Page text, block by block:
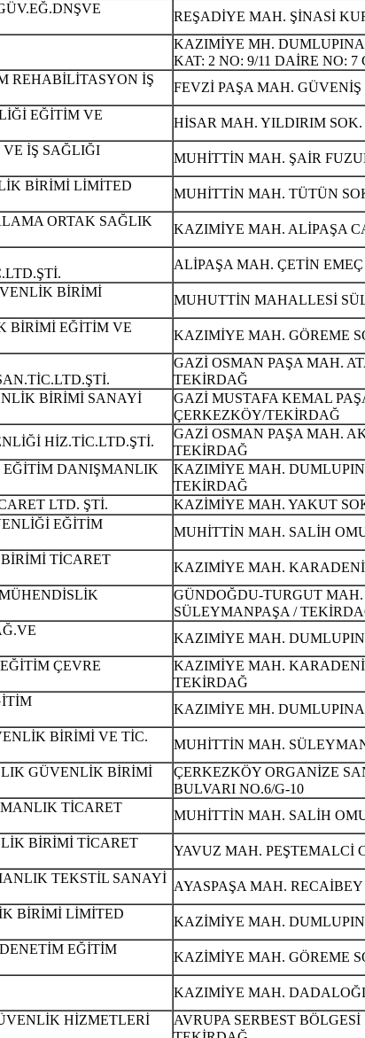
REŞADİYE MAH. ŞİNASİ
KAZIMİYE MH.
KAT: 2 NO: 9/11 DAİRE NO:
REHABİLİTASYON İŞ
FEVZİ PAŞA MAH. GÜVENİŞ
EĞİTİM VE
HİSAR MAH. YILDIRIM SOK.
İŞ SAĞLIĞI
MUHİTTİN MAH. ŞAİR
BİRİMİ LİMİTED
MUHİTTİN MAH. TÜTÜN
ORTAK SAĞLIK
KAZIMİYE MAH. ALİPAŞA
ALİPAŞA MAH. ÇETİN
BİRİMİ
MUHUTTİN MAHALLESİ
BİRİMİ EĞİTİM VE
KAZIMİYE MAH. GÖREME
GAZİ OSMAN PAŞA MAH.
TEKİRDAĞ
BİRİMİ SANAYİ
GAZİ MUSTAFA KEMAL
ÇERKEZKÖY/TEKİRDAĞ
HİZ.TİC.LTD.ŞTİ.
GAZİ OSMAN PAŞA MAH.
TEKİRDAĞ
DANIŞMANLIK
KAZIMİYE MAH.
TEKİRDAĞ
LTD. ŞTİ. KAZİMİYE MAH. YAKUT
EĞİTİM
MUHİTTİN MAH. SALİH
TİCARET
KAZIMİYE MAH.
GÜNDOĞDU-TURGUT
SÜLEYMANPAŞA /
KAZIMİYE MAH.
ÇEVRE
KAZIMİYE MAH.
TEKİRDAĞ
KAZIMİYE MH.
BİRİMİ VE TİC.
MUHİTTİN MAH.
GÜVENLİK BİRİMİ
ÇERKEZKÖY ORGANİZE
BULVARI NO.6/G-10
TİCARET
MUHİTTİN MAH. SALİH
BİRİMİ TİCARET
YAVUZ MAH. PEŞTEMALCİ
TEKSTİL SANAYİ
AYASPAŞA MAH. RECAİBEY
BİRİMİ LİMİTED
KAZİMİYE MAH.
EĞİTİM
KAZİMİYE MAH. GÖREME
KAZIMİYE MAH.
HİZMETLERİ
AVRUPA SERBEST